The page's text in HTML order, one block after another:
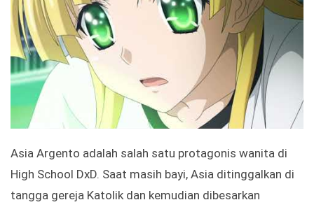
Asia Argento adalah salah satu protagonis wanita di
High School DxD. Saat masih bayi, Asia ditinggalkan di
tangga gereja Katolik dan kemudian dibesarkan